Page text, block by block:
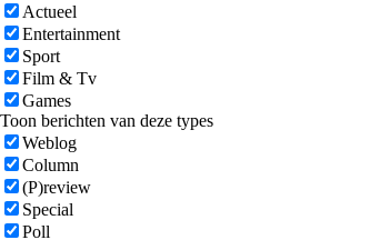
Actueel
Entertainment
Sport
Film & Tv
Games
Toon berichten van deze types
Weblog
Column
(P)review
Special
Poll